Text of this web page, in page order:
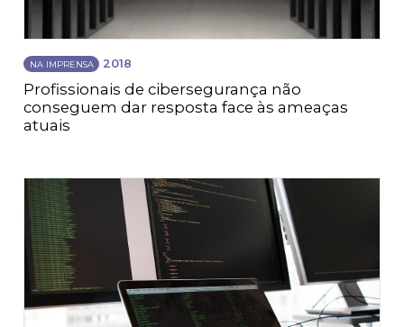
NA IMPRENSA 2018
Profissionais de cibersegurança não
conseguem dar resposta face às ameaças
atuais